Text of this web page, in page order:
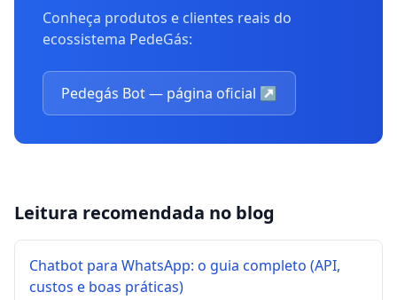
Conheça produtos e clientes reais do
ecossistema PedeGás:
Pedegás Bot — página oficial ↗
Leitura recomendada no blog
Chatbot para WhatsApp: o guia completo (API,
custos e boas práticas)